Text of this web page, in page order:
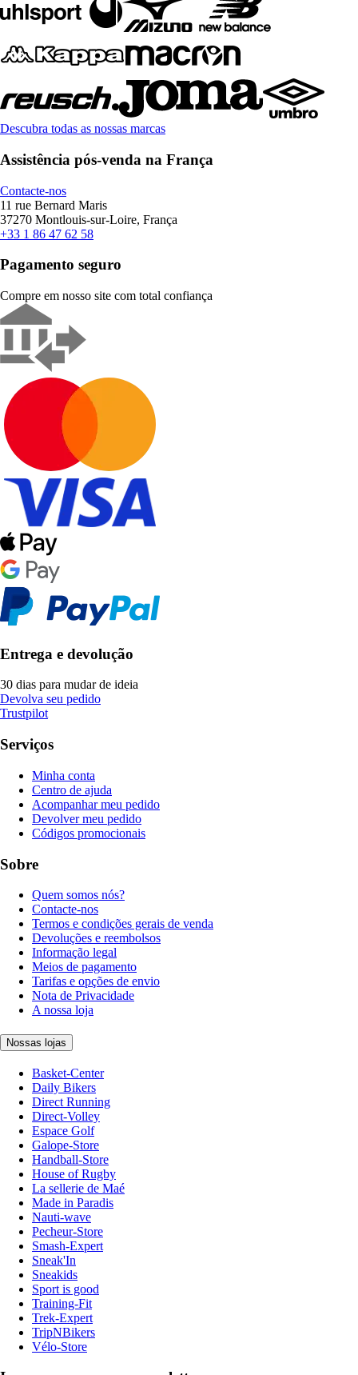
Descubra todas as nossas marcas
Assistência pós-venda na França
Contacte-nos
11 rue Bernard Maris
37270 Montlouis-sur-Loire, França
+33 1 86 47 62 58
Pagamento seguro
Compre em nosso site com total confiança
Entrega e devolução
30 dias para mudar de ideia
Devolva seu pedido
Trustpilot
Serviços
Minha conta
Centro de ajuda
Acompanhar meu pedido
Devolver meu pedido
Códigos promocionais
Sobre
Quem somos nós?
Contacte-nos
Termos e condições gerais de venda
Devoluções e reembolsos
Informação legal
Meios de pagamento
Tarifas e opções de envio
Nota de Privacidade
A nossa loja
Nossas lojas
Basket-Center
Daily Bikers
Direct Running
Direct-Volley
Espace Golf
Galope-Store
Handball-Store
House of Rugby
La sellerie de Maé
Made in Paradis
Nauti-wave
Pecheur-Store
Smash-Expert
Sneak'In
Sneakids
Sport is good
Training-Fit
Trek-Expert
TripNBikers
Vélo-Store